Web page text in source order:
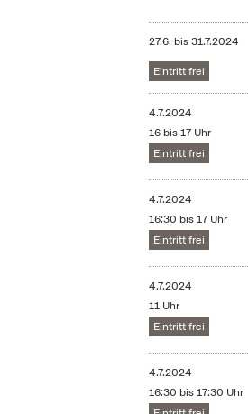
27.6. bis31.7.2024
Eintritt frei
4.7.2024
16 bis 17 Uhr
Eintritt frei
4.7.2024
16:30 bis 17 Uhr
Eintritt frei
4.7.2024
11 Uhr
Eintritt frei
4.7.2024
16:30 bis 17:30 Uhr